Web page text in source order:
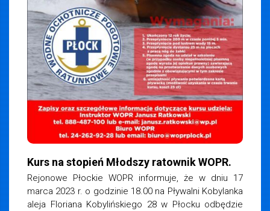
Kurs na stopień Młodszy ratownik WOPR.
Rejonowe Płockie WOPR informuje, że w dniu 17
marca 2023 r. o godzinie 18.00 na Pływalni Kobylanka
aleja Floriana Kobylińskiego 28 w Płocku odbędzie